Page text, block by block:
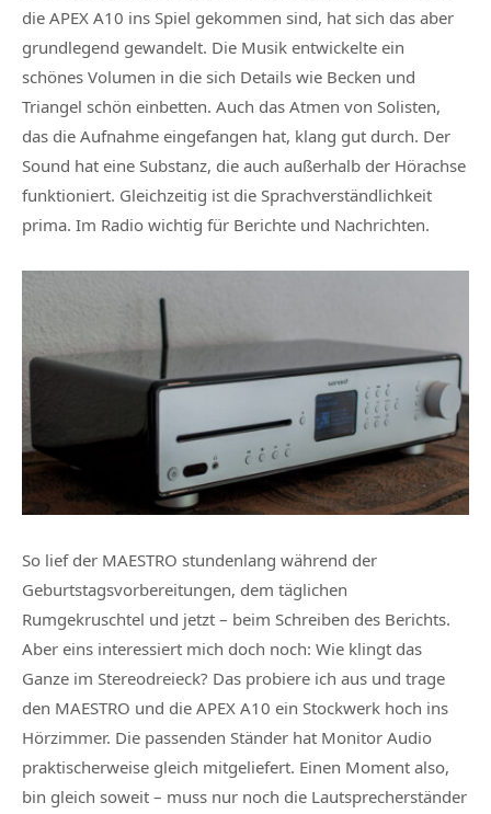
die APEX A10 ins Spiel gekommen sind, hat sich das aber
grundlegend gewandelt. Die Musik entwickelte ein
schönes Volumen in die sich Details wie Becken und
Triangel schön einbetten. Auch das Atmen von Solisten,
das die Aufnahme eingefangen hat, klang gut durch. Der
Sound hat eine Substanz, die auch außerhalb der Hörachse
funktioniert. Gleichzeitig ist die Sprachverständlichkeit
prima. Im Radio wichtig für Berichte und Nachrichten.
So lief der MAESTRO stundenlang während der
Geburtstagsvorbereitungen, dem täglichen
Rumgekruschtel und jetzt – beim Schreiben des Berichts.
Aber eins interessiert mich doch noch: Wie klingt das
Ganze im Stereodreieck? Das probiere ich aus und trage
den MAESTRO und die APEX A10 ein Stockwerk hoch ins
Hörzimmer. Die passenden Ständer hat Monitor Audio
praktischerweise gleich mitgeliefert. Einen Moment also,
bin gleich soweit – muss nur noch die Lautsprecherständer